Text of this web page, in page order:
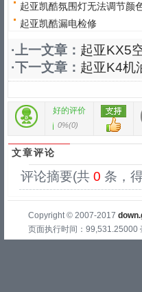
起亚凯酷氛围灯无法调节颜
起亚凯酷漏电检修
·上一文章： 起亚KX5
·下一文章： 起亚K4机
好的评价
0%(0)
文章评论
评论摘要(共 0 条，
Copyright © 2007-2017
页面执行时间：99,531.25000